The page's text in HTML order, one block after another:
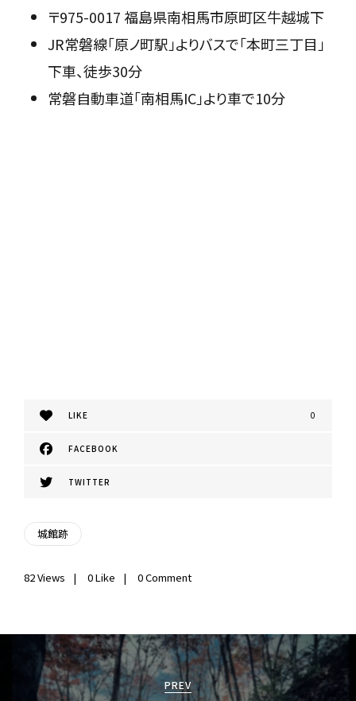
〒975-0017 福島県南相馬市原町区牛越城下
JR常磐線「原ノ町駅」よりバスで「本町三丁目」
下車、徒歩30分
常磐自動車道「南相馬IC」より車で10分
LIKE 0
FACEBOOK
TWITTER
城館跡
82Views 0Like 0 Comment
PREV